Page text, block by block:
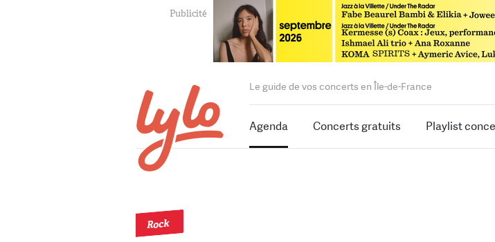
Le guide de vos concerts en Île-de-France
Agenda Concerts gratuits Playlist
Rock